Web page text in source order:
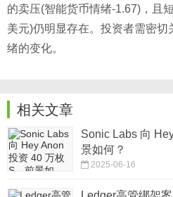
的卖压(智能货币情绪-1.67)，且
美元)仍明显存在。投资者需密
绪的变化。
相关文章
Sonic Labs 向
景如何？
2025-06-16